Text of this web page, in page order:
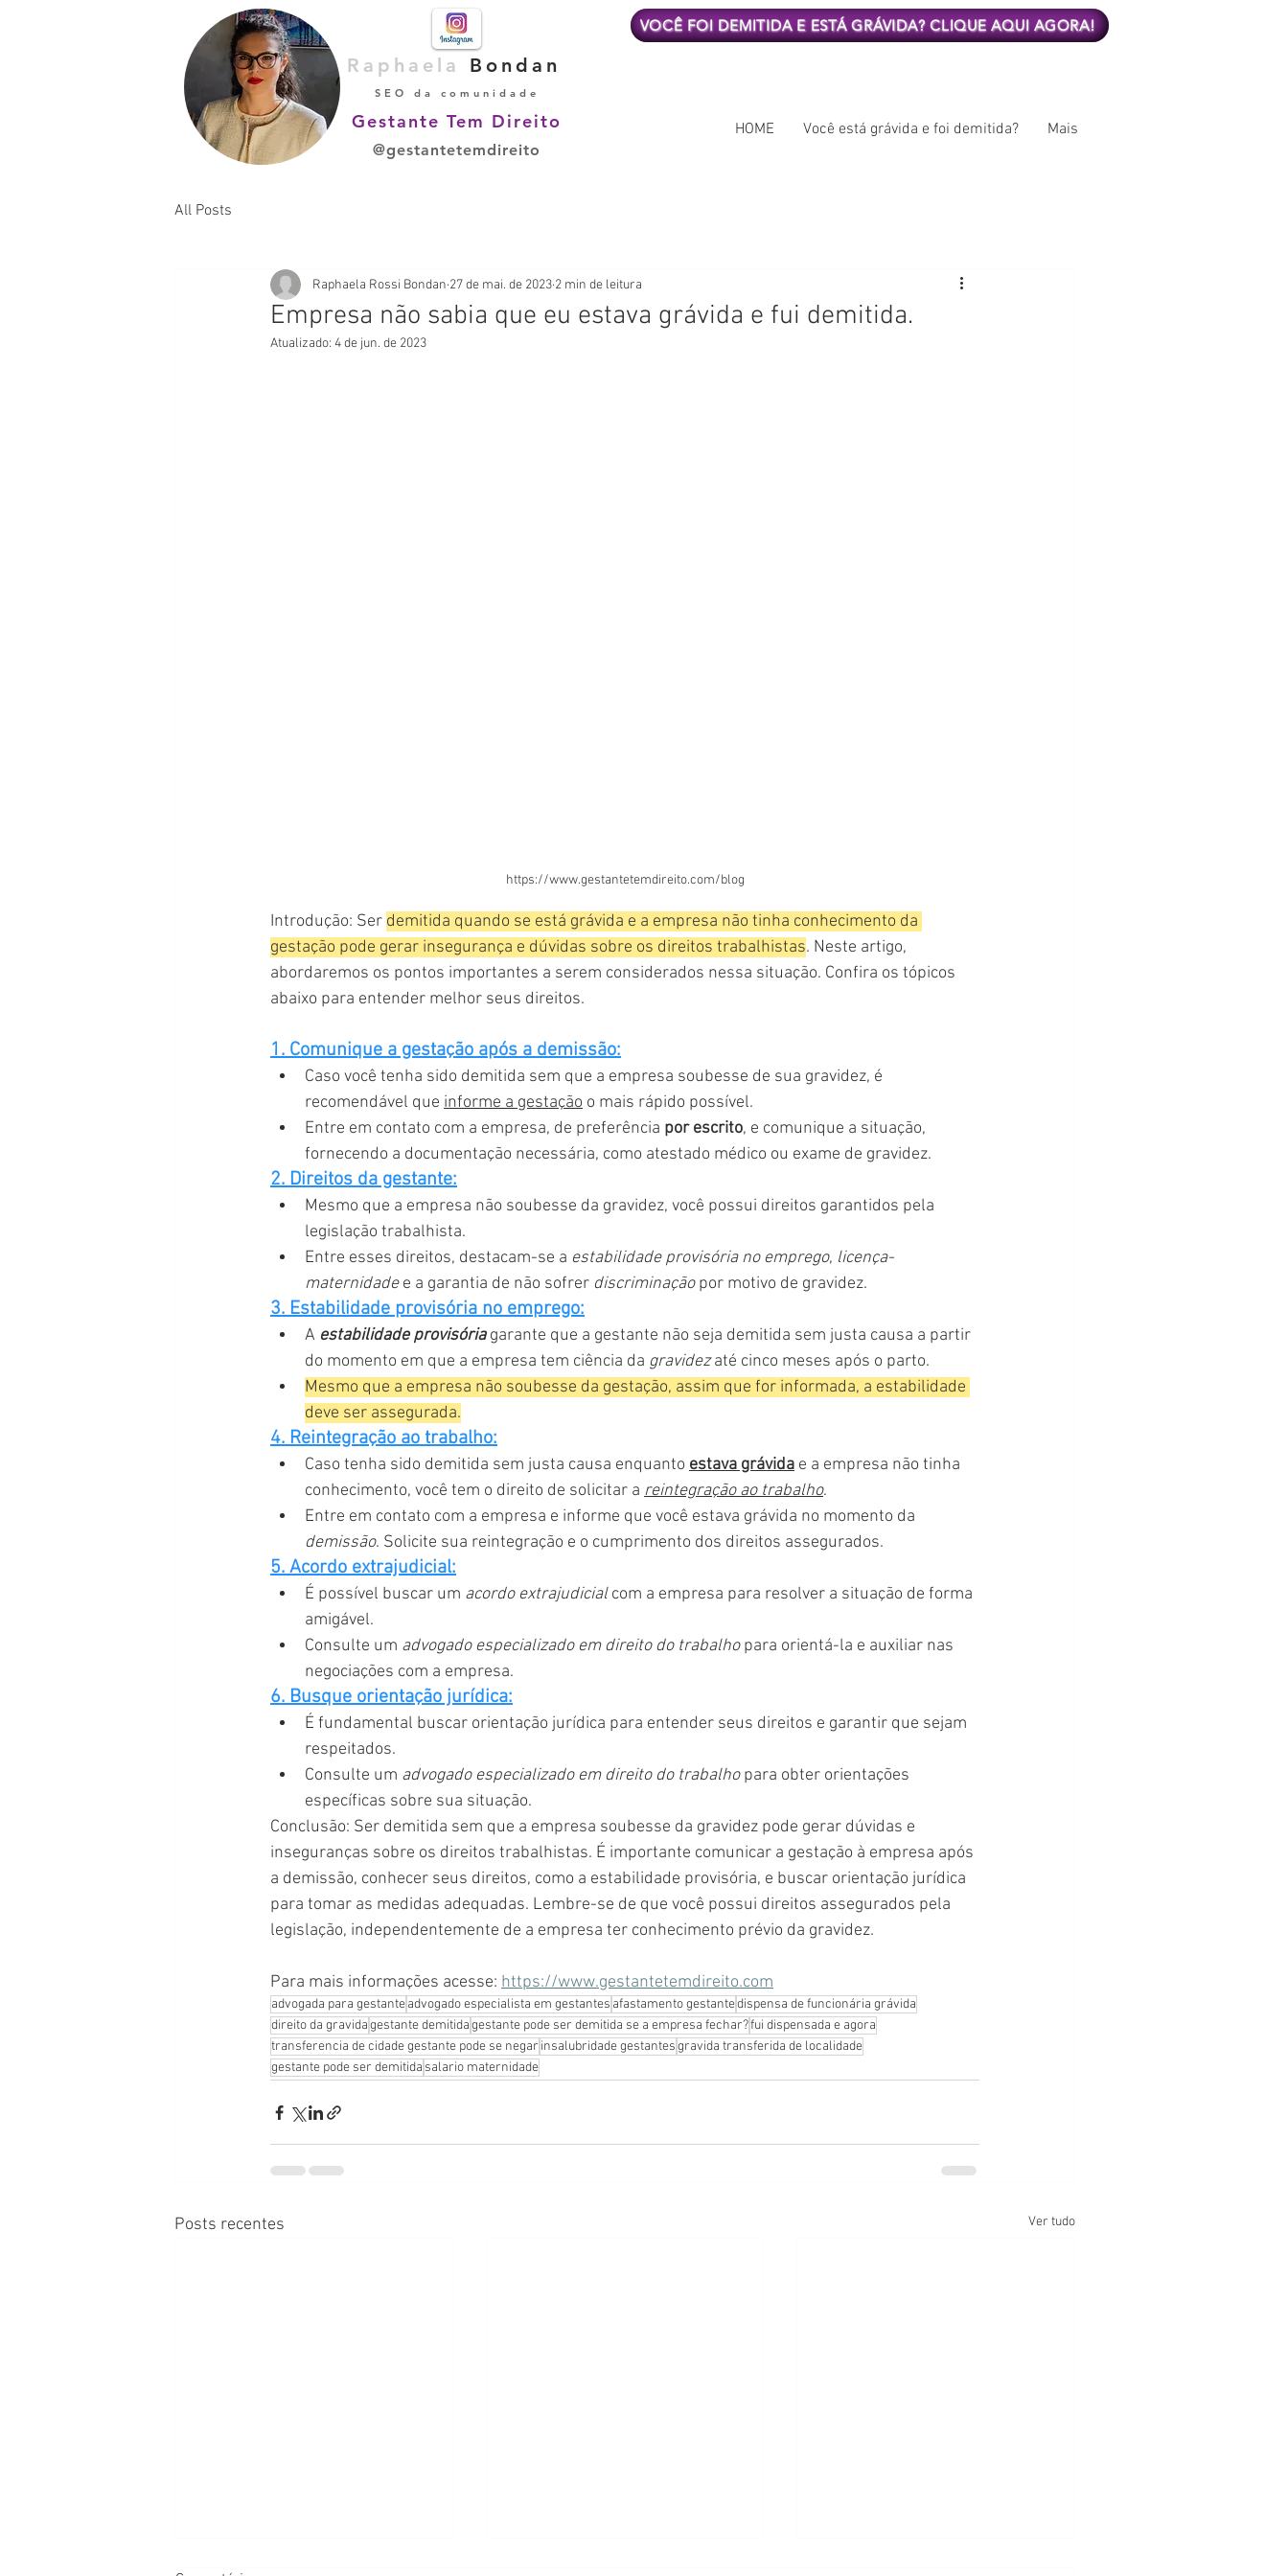
Raphaela Bondan
SEO da comunidade
Gestante Tem Direito
@gestantetemdireito
VOCÊ FOI DEMITIDA E ESTÁ GRÁVIDA? CLIQUE AQUI AGORA!
HOME Você está grávida e foi demitida? Mais
All Posts
Empresa não sabia que eu estava grávida e fui demitida.
Raphaela Rossi Bondan 27 de mai. de 2023 2 min de leitura
Atualizado: 4 de jun. de 2023
https://www.gestantetemdireito.com/blog
Introdução: Ser demitida quando se está grávida e a empresa não tinha conhecimento da
gestação pode gerar insegurança e dúvidas sobre os direitos trabalhistas. Neste artigo,
abordaremos os pontos importantes a serem considerados nessa situação. Confira os tópicos
abaixo para entender melhor seus direitos.
1. Comunique a gestação após a demissão:
Caso você tenha sido demitida sem que a empresa soubesse de sua gravidez, é
recomendável que informe a gestação o mais rápido possível.
Entre em contato com a empresa, de preferência por escrito, e comunique a situação,
fornecendo a documentação necessária, como atestado médico ou exame de gravidez.
2. Direitos da gestante:
Mesmo que a empresa não soubesse da gravidez, você possui direitos garantidos pela
legislação trabalhista.
Entre esses direitos, destacam-se a estabilidade provisória no emprego, licença-
maternidade e a garantia de não sofrer discriminação por motivo de gravidez.
3. Estabilidade provisória no emprego:
A estabilidade provisória garante que a gestante não seja demitida sem justa causa a partir
do momento em que a empresa tem ciência da gravidez até cinco meses após o parto.
Mesmo que a empresa não soubesse da gestação, assim que for informada, a estabilidade
deve ser assegurada.
4. Reintegração ao trabalho:
Caso tenha sido demitida sem justa causa enquanto estava grávida e a empresa não tinha
conhecimento, você tem o direito de solicitar a reintegração ao trabalho.
Entre em contato com a empresa e informe que você estava grávida no momento da
demissão. Solicite sua reintegração e o cumprimento dos direitos assegurados.
5. Acordo extrajudicial:
É possível buscar um acordo extrajudicial com a empresa para resolver a situação de forma
amigável.
Consulte um advogado especializado em direito do trabalho para orientá-la e auxiliar nas
negociações com a empresa.
6. Busque orientação jurídica:
É fundamental buscar orientação jurídica para entender seus direitos e garantir que sejam
respeitados.
Consulte um advogado especializado em direito do trabalho para obter orientações
específicas sobre sua situação.
Conclusão: Ser demitida sem que a empresa soubesse da gravidez pode gerar dúvidas e
inseguranças sobre os direitos trabalhistas. É importante comunicar a gestação à empresa após
a demissão, conhecer seus direitos, como a estabilidade provisória, e buscar orientação jurídica
para tomar as medidas adequadas. Lembre-se de que você possui direitos assegurados pela
legislação, independentemente de a empresa ter conhecimento prévio da gravidez.
Para mais informações acesse: https://www.gestantetemdireito.com
advogada para gestanteadvogado especialista em gestantes afastamento gestantedispensa de funcionária grávida
direito da gravidagestante demitidagestante pode ser demitida se a empresa fechar?fui dispensada e agora
transferencia de cidade gestante pode se negar insalubridade gestantesgravida transferida de localidade
gestante pode ser demitida salario maternidade
Posts recentes Ver tudo